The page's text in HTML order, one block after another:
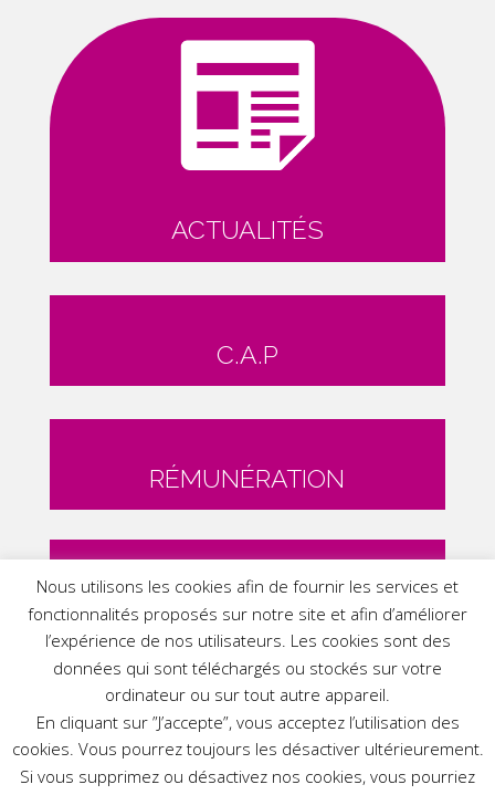
ACTUALITÉS
C.A.P
RÉMUNÉRATION
SOCIAL
CONCOURS
Nous utilisons les cookies afin de fournir les services et
fonctionnalités proposés sur notre site et afin d’améliorer
l’expérience de nos utilisateurs. Les cookies sont des
données qui sont téléchargés ou stockés sur votre
ordinateur ou sur tout autre appareil.
En cliquant sur ”J’accepte”, vous acceptez l’utilisation des
cookies. Vous pourrez toujours les désactiver ultérieurement.
Si vous supprimez ou désactivez nos cookies, vous pourriez